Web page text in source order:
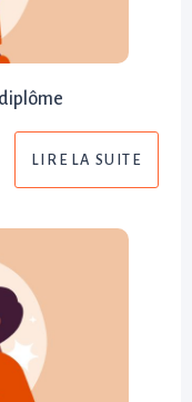
LIRE LA SUITE